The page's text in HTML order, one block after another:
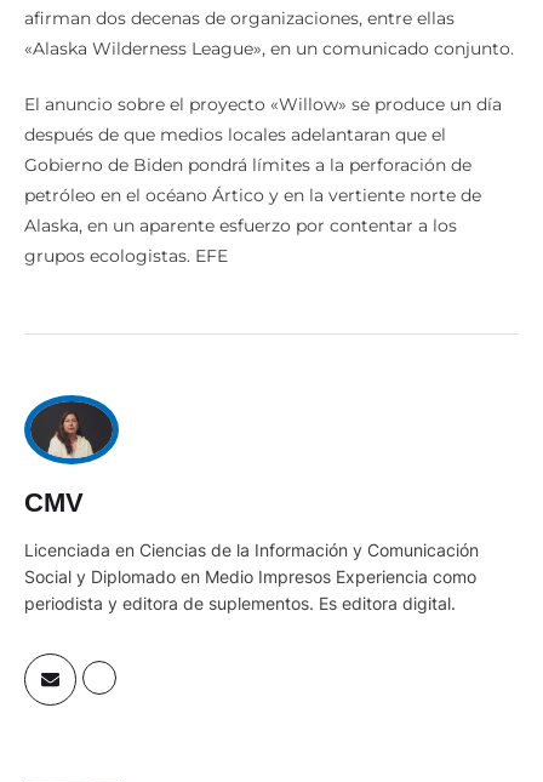
afirman dos decenas de organizaciones, entre ellas
«Alaska Wilderness League», en un comunicado conjunto.
El anuncio sobre el proyecto «Willow» se produce un día
después de que medios locales adelantaran que el
Gobierno de Biden pondrá límites a la perforación de
petróleo en el océano Ártico y en la vertiente norte de
Alaska, en un aparente esfuerzo por contentar a los
grupos ecologistas. EFE
CMV
Licenciada en Ciencias de la Información y Comunicación
Social y Diplomado en Medio Impresos Experiencia como
periodista y editora de suplementos. Es editora digital.